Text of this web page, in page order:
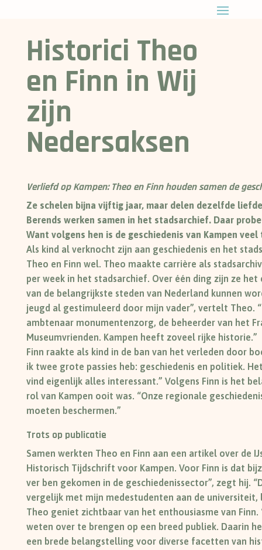
Historici Theo
en Finn in Wij
zijn
Nedersaksen
Verliefd op Kampen: Theo en Finn houden samen de
Ze schelen bijna vijftig jaar, maar delen dezelfde
Berends werken samen in het stadsarchief. Daar
Want volgens hen is de geschiedenis van Kampen
Als kind al verknocht zijn aan geschiedenis en het
Theo en Finn wel. Theo maakte carrière als
per week in het stadsarchief. Over één ding zijn ze
van de belangrijkste steden van Nederland kunnen
jeugd al gestimuleerd door mijn vader”, vertelt Theo.
ambtenaar monumentenzorg, de beheerder van het
Museumvrienden. Kampen heeft zoveel rijke historie.”
Finn raakte als kind in de ban van het verleden door
ik twee grote passies heb: geschiedenis en politiek.
vind eigenlijk alles interessant.” Volgens Finn is het
rol van Kampen ooit was. “Onze regionale
moeten beschermen.”
Trots op publicatie
Samen werkten Theo en Finn aan een artikel over de
Historisch Tijdschrift voor Kampen. Voor Finn is dat
ver ben gekomen in de geschiedenissector”, zegt hij.
vergelijk met mijn medestudenten aan de
Theo geniet zichtbaar van het enthousiasme van
weten over te brengen op een breed publiek. Daarin
een brede belangstelling voor diverse facetten van